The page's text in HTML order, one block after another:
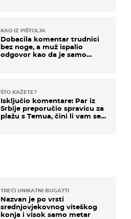
KAO IZ PIŠTOLJA
Dobacila komentar trudnici
bez noge, a muž ispalio
odgovor kao da je samo
ŠTO KAŽETE?
Isključio komentare: Par iz
Srbije preporučio spravicu za
plažu s Temua, čini li vam se
TREĆI UNIKATNI BUGATTI
Nazvan je po vrsti
srednjovjekovnog viteškog
konja i visok samo metar